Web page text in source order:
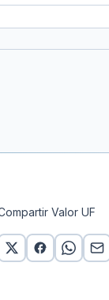
Valor UF